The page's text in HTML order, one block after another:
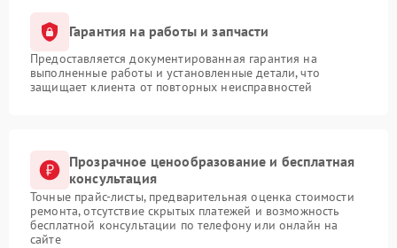
Гарантия на работы и запчасти
Предоставляется документированная гарантия на
выполненные работы и установленные детали, что
защищает клиента от повторных неисправностей
Прозрачное ценообразование и бесплатная
консультация
Точные прайс-листы, предварительная оценка стоимости
ремонта, отсутствие скрытых платежей и возможность
бесплатной консультации по телефону или онлайн на
сайте